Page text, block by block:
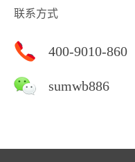
联系方式
400-9010-860
sumwb886